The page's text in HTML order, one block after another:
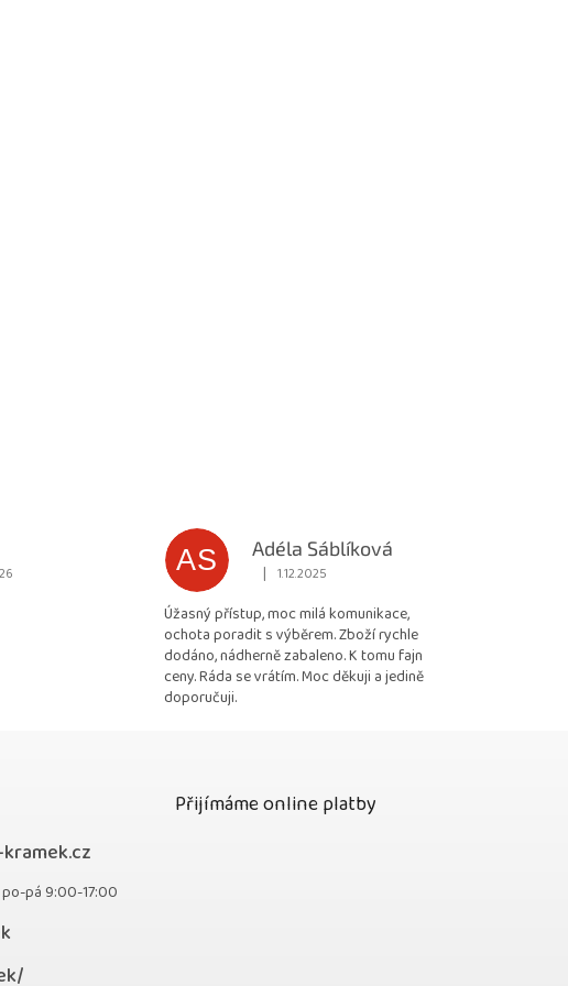
obchodu je 5 z 5 hvězdiček.
AS
Adéla Sáblíková
Hodnocení obchodu je 5 z 5 hvězdiček.
| 1.12.2025
Úžasný přístup, moc milá komunikace,
ochota poradit s výběrem. Zboží rychle
dodáno, nádherně zabaleno. K tomu fajn
ceny. Ráda se vrátím. Moc děkuji a jedině
doporučuji.
pá 9:00-17:00
Přijímáme online platby